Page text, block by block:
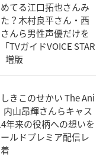
てる江口拓也さんみ
？木村良平さん・西
んら男性声優だけを
TVガイドVOICE STAR
増版
しきこのせかい The Ani
山昂輝さんらキャス
年来の役柄への想いを
ルドプレミア配信レ